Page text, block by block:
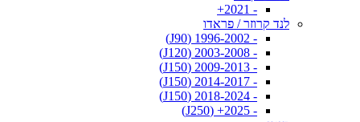
- 2021+
לנד קרוזר / פראדו
- 1996-2002 (J90)
- 2003-2008 (J120)
- 2009-2013 (J150)
- 2014-2017 (J150)
- 2018-2024 (J150)
- 2025+ (J250)